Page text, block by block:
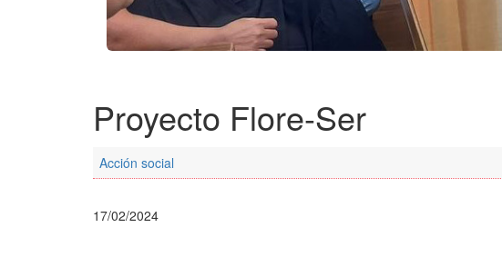
Proyecto Flore-Ser
Acción social
17/02/2024